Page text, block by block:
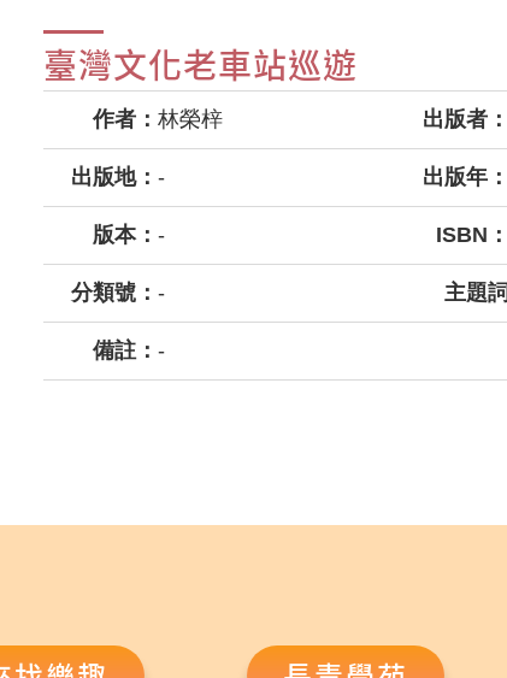
臺灣文化老車站巡遊
作者： 林榮梓 出版者：
出版地： - 出版年：
版本： - ISBN：
分類號： - 主題詞
備註： -